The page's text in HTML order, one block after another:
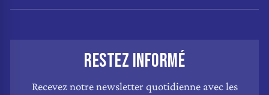
RESTEZ INFORMÉ
Recevez notre newsletter quotidienne avec les